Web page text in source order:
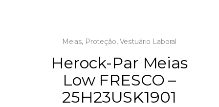
Meias, Proteção, Vestuário Laboral
Herock-Par Meias
Low FRESCO –
25H23USK1901